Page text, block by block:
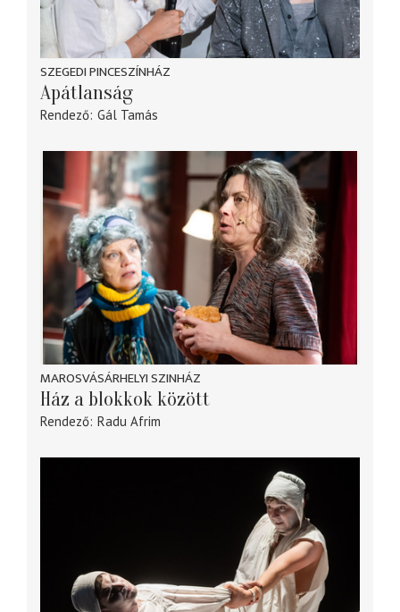
SZEGEDI PINCESZÍNHÁZ
Apátlanság
Rendező Gál Tamás
MAROSVÁSÁRHELYI SZINHÁZ
Ház a blokkok között
Rendező Radu Afrim